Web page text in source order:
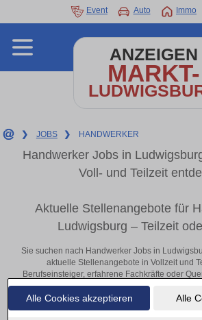
Alle Cookies akzeptieren Alle
Event Auto Immo
ANZEIGEN
MARKT-
❯ JOBS ❯ HANDWERKER
Handwerker Jobs in
Voll- und Teilzeit
Aktuelle Stellenangebote für
Ludwigsburg – Teilzeit
Sie suchen nach Handwerker Jobs in
aktuelle Stellenangebote in Vollzeit und
Berufseinsteiger, erfahrene Fachkräfte oder
Büro, vor Ort oder remote: Entdecken Sie jetzt
Region und bewerben Sie sich direkt auf
in Ludwigsburg!